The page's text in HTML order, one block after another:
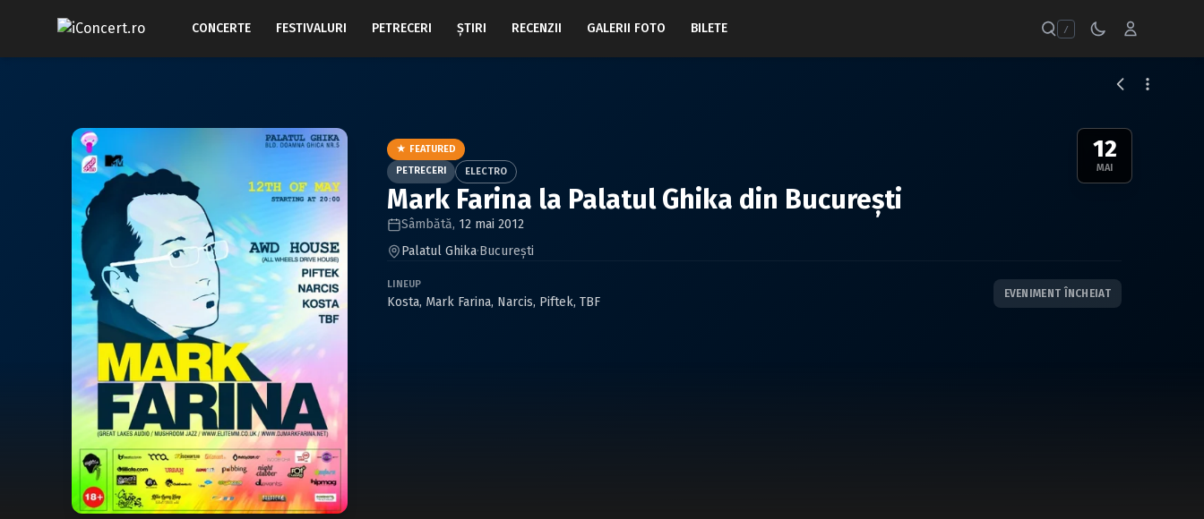
CONCERTE FESTIVALURI PETRECERI ŞTIRI RECENZII GALERII FOTO BILETE /
12
MAI
★ FEATURED
PETRECERI
ELECTRO
Mark Farina la Palatul Ghika din Bucureşti
Sâmbătă, 12 mai 2012
Palatul Ghika·Bucureşti
LINEUP
Kosta, Mark Farina, Narcis, Piftek, TBF
EVENIMENT ÎNCHEIAT